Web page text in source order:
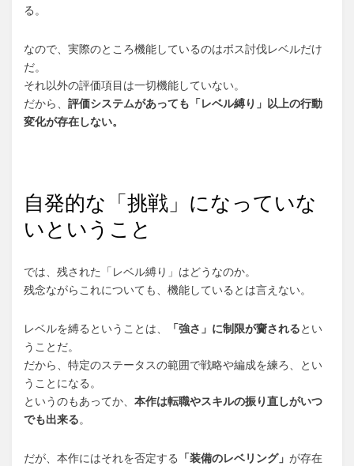
る。
なので、実際のところ機能しているのはボス討伐レベルだけ
だ。
それ以外の評価項目は一切機能していない。
だから、 評価システムがあっても「レベル縛り」以上の行動
変化が存在しない。
自発的な「挑戦」になっていな
いということ
では、残された「レベル縛り」はどうなのか。
残念ながらこれについても、機能しているとは言えない。
レベルを縛るということは、 「強さ」に制限が齎されるとい
うことだ。
だから、特定のステータスの範囲で戦略や編成を練ろ、とい
うことになる。
というのもあってか、 本作は転職やスキルの振り直しがいつ
でも出来る。
だが、本作にはそれを否定する 「装備のレベリング」 が存在